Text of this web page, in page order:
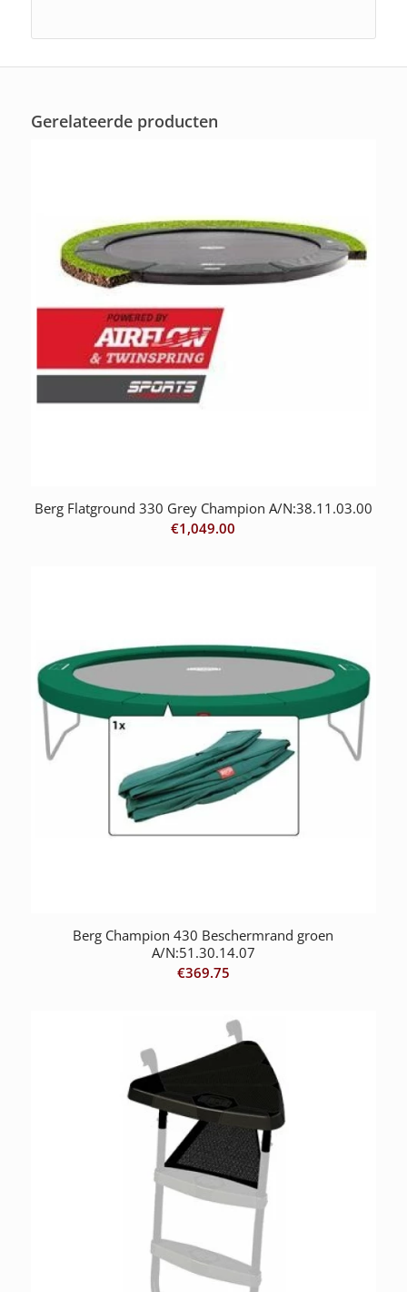
Gerelateerde producten
Berg Flatground 330 Grey Champion A/N:38.11.03.00
€1,049.00
Berg Champion 430 Beschermrand groen
A/N:51.30.14.07
€369.75